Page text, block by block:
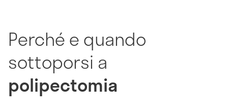
Perché e quando
sottoporsi a
polipectomia